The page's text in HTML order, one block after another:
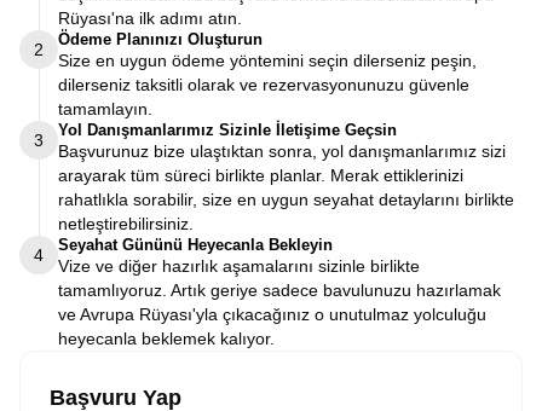
Rüyası'na ilk adımı atın.
2
Ödeme Planınızı Oluşturun
Size en uygun ödeme yöntemini seçin dilerseniz peşin,
dilerseniz taksitli olarak ve rezervasyonunuzu güvenle
tamamlayın.
3
Yol Danışmanlarımız Sizinle İletişime Geçsin
Başvurunuz bize ulaştıktan sonra, yol danışmanlarımız sizi
arayarak tüm süreci birlikte planlar. Merak ettiklerinizi
rahatlıkla sorabilir, size en uygun seyahat detaylarını birlikte
netleştirebilirsiniz.
4
Seyahat Gününü Heyecanla Bekleyin
Vize ve diğer hazırlık aşamalarını sizinle birlikte
tamamlıyoruz. Artık geriye sadece bavulunuzu hazırlamak
ve Avrupa Rüyası'yla çıkacağınız o unutulmaz yolculuğu
heyecanla beklemek kalıyor.
Başvuru Yap